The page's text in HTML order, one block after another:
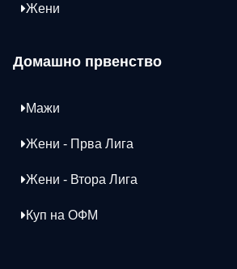
Жени
Домашно првенство
Мажи
Жени - Прва Лига
Жени - Втора Лига
Куп на ОФМ